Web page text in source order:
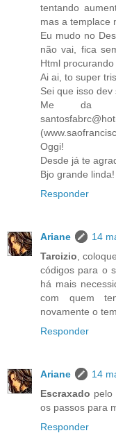
tentando
mas a templace
Eu mudo no
não vai, fica
Html
Ai ai, to super
Sei que isso
Me da
Oggi!
Desde já te
Bjo grande linda!
Responder
Ariane
14
Tarcizio ,
códigos para o
há mais
com quem
novamente o
Responder
Ariane
14
Escraxado
os passos para
Responder